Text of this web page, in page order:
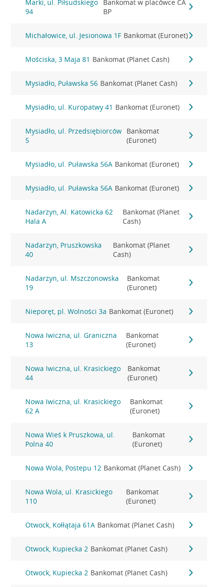
Marki, ul. Piłsudskiego
94
Bankomat w placówce CA
BP
Michałowice, ul. Jesionowa 1F Bankomat (Euronet)
Mościska, 3 Maja 81 Bankomat (Planet Cash)
Mysiadło, Puławska 56 Bankomat (Planet Cash)
Mysiadło, ul. Kuropatwy 41 Bankomat (Euronet)
Mysiadło, ul. Przedsiębiorców
5
Bankomat
(Euronet)
Mysiadło, ul. Puławska 56A Bankomat (Euronet)
Mysiadło, ul. Puławska 56A Bankomat (Euronet)
Nadarzyn, Al. Katowicka 62
Hala A
Bankomat (Planet
Cash)
Nadarzyn, Pruszkowska
40
Bankomat (Planet
Cash)
Nadarzyn, ul. Mszczonowska
19
Bankomat
(Euronet)
Nieporęt, pl. Wolności 3a Bankomat (Euronet)
Nowa Iwiczna, ul. Graniczna
13
Bankomat
(Euronet)
Nowa Iwiczna, ul. Krasickiego
44
Bankomat
(Euronet)
Nowa Iwiczna, ul. Krasickiego
62 A
Bankomat
(Euronet)
Nowa Wieś k Pruszkowa, ul.
Polna 40
Bankomat
(Euronet)
Nowa Wola, Postepu 12 Bankomat (Planet Cash)
Nowa Wola, ul. Krasickiego
110
Bankomat
(Euronet)
Otwock, Kołłątaja 61A Bankomat (Planet Cash)
Otwock, Kupiecka 2 Bankomat (Planet Cash)
Otwock, Kupiecka 2 Bankomat (Planet Cash)